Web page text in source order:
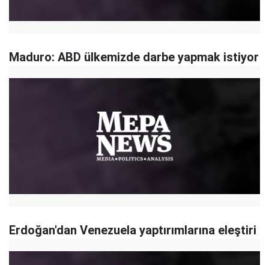
Maduro: ABD ülkemizde darbe yapmak istiyor
Erdoğan'dan Venezuela yaptırımlarına eleştiri